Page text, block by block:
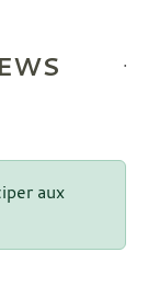
aux